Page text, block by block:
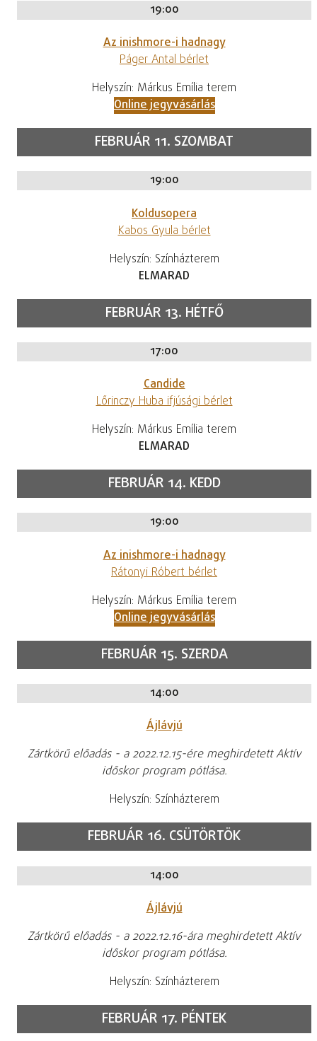
19:00
Az inishmore-i hadnagy
Páger Antal bérlet
Helyszín: Márkus Emília terem
Online jegyvásárlás
FEBRUÁR 11. SZOMBAT
19:00
Koldusopera
Kabos Gyula bérlet
Helyszín: Színházterem
ELMARAD
FEBRUÁR 13. HÉTFŐ
17:00
Candide
Lőrinczy Huba ifjúsági bérlet
Helyszín: Márkus Emília terem
ELMARAD
FEBRUÁR 14. KEDD
19:00
Az inishmore-i hadnagy
Rátonyi Róbert bérlet
Helyszín: Márkus Emília terem
Online jegyvásárlás
FEBRUÁR 15. SZERDA
14:00
Ájlávjú
Zártkörű előadás - a 2022.12.15-ére meghirdetett Aktív
időskor program pótlása.
Helyszín: Színházterem
FEBRUÁR 16. CSÜTÖRTÖK
14:00
Ájlávjú
Zártkörű előadás - a 2022.12.16-ára meghirdetett Aktív
időskor program pótlása.
Helyszín: Színházterem
FEBRUÁR 17. PÉNTEK